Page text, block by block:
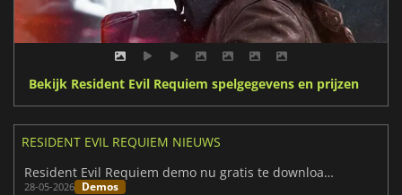
Bekijk Resident Evil Requiem spelgegevens en prijzen
RESIDENT EVIL REQUIEM NIEUWS
Resident Evil Requiem demo nu gratis te downloaden op alle grote platforms
28-05-2026 Demos